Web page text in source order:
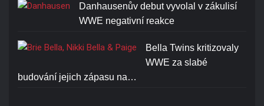
Danhausenův debut vyvolal v zákulisí
WWE negativní reakce
Bella Twins kritizovaly
WWE za slabé
budování jejich zápasu na…